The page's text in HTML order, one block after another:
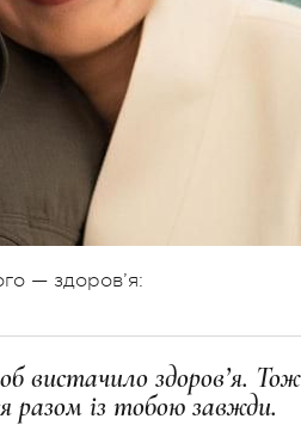
— здоров’я:
вистачило здоров’я. Тож
разом із тобою завжди.